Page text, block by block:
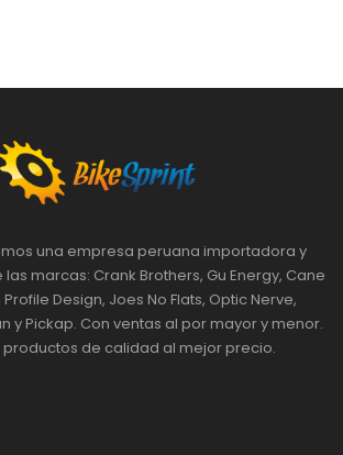
una empresa peruana importadora y
marcas: Crank Brothers, Gu Energy, Cane
Design, Joes No Flats, Optic Nerve,
y Pickap. Con ventas al por mayor y menor.
de calidad al mejor precio.